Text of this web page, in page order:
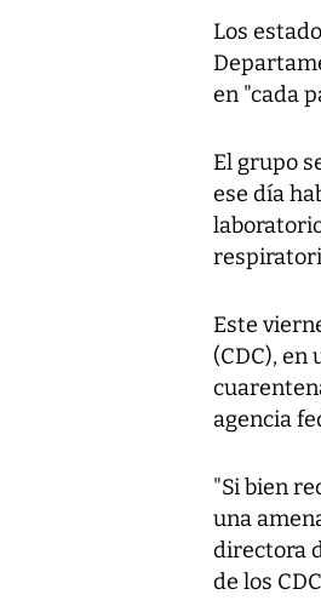
Los
en "cada
El grupo
ese día
Este
(CDC),
agencia
"Si bien
una
directora
de los